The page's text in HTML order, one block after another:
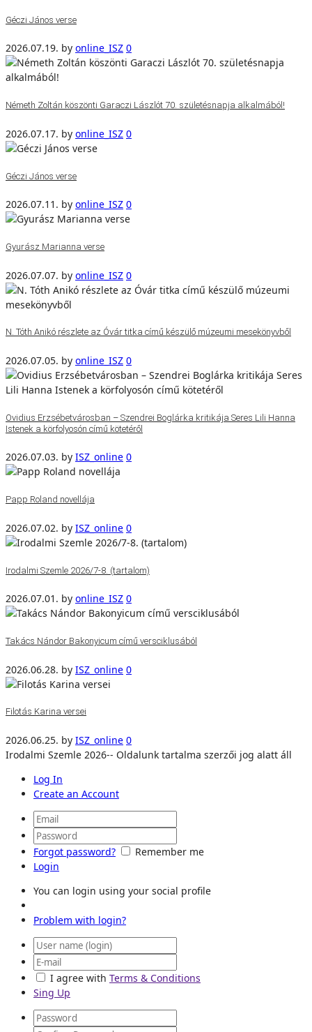
Géczi János verse
2026.07.19. by online_ISZ 0
Németh Zoltán köszönti Garaczi Lászlót 70. születésnapja alkalmából!
2026.07.17. by online_ISZ 0
Géczi János verse
2026.07.11. by online_ISZ 0
Gyurász Marianna verse
2026.07.07. by online_ISZ 0
N. Tóth Anikó részlete az Óvár titka című készülő múzeumi mesekönyvből
2026.07.05. by online_ISZ 0
Ovidius Erzsébetvárosban – Szendrei Boglárka kritikája Seres Lili Hanna
Istenek a körfolyosón című kötetéről
2026.07.03. by ISZ_online 0
Papp Roland novellája
2026.07.02. by ISZ_online 0
Irodalmi Szemle 2026/7-8. (tartalom)
2026.07.01. by online_ISZ 0
Takács Nándor Bakonyicum című versciklusából
2026.06.28. by ISZ_online 0
Filotás Karina versei
2026.06.25. by ISZ_online 0
Irodalmi Szemle 2026-- Oldalunk tartalma szerzői jog alatt áll
Log In
Create an Account
Forgot password?
Remember me
Login
You can login using your social profile
Problem with login?
I agree with Terms & Conditions
Sing Up